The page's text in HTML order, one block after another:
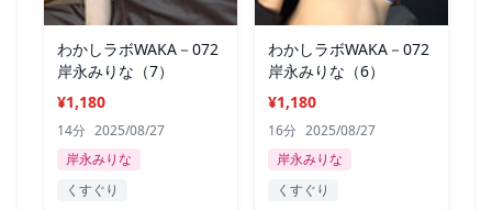
わかしラボWAKA－072
岸永みりな（7）
¥1,180
14分 2025/08/27
岸永みりな
くすぐり
わかしラボWAKA－072
岸永みりな（6）
¥1,180
16分 2025/08/27
岸永みりな
くすぐり